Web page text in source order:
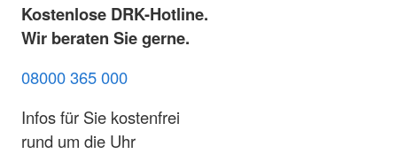
Kostenlose DRK-Hotline.
Wir beraten Sie gerne.
08000 365 000
Infos für Sie kostenfrei
rund um die Uhr